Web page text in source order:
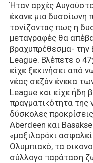
Ήταν αρχές
έκανε μια δυσοίωνη
τονίζοντας πως η
μεταγραφές θα
βραχυπρόθεσμα- την
League. Βλέπετε ο
είχε ξεκινήσει από
νέας σεζόν ένεκα
League και είχε ήδη
πραγματικότητα της
δύσκολες
Aberdeen και
«μαξιλαράκι
Ολυμπιακό, τα
σύλλογο παράταση